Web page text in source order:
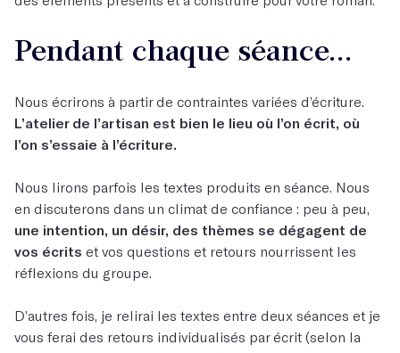
Pendant chaque séance...
Nous écrirons à partir de contraintes variées d’écriture.
L’atelier de l’artisan est bien le lieu où l’on écrit, où
l’on s’essaie à l’écriture.
Nous lirons parfois les textes produits en séance. Nous
en discuterons dans un climat de confiance : peu à peu,
une intention, un désir, des thèmes se dégagent de
vos écrits et vos questions et retours nourrissent les
réflexions du groupe.
D’autres fois, je relirai les textes entre deux séances et je
vous ferai des retours individualisés par écrit (selon la